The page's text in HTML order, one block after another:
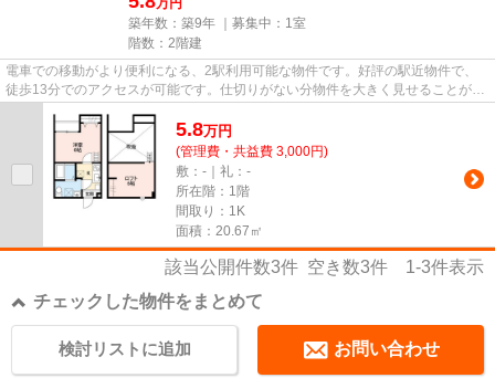
万円
築年数：築9年 ｜募集中： 1室
階数：2階建
電車での移動がより便利になる、2駅利用可能な物件です。好評の駅近物件で、
徒歩13分でのアクセスが可能です。仕切りがない分物件を大きく見せることがで
5.8万円
(管理費・共益費 3,000円)
敷：-｜礼：-
所在階：1階
間取り：1K
面積：20.67㎡
該当公開件数3件 空き数3件 1-3件表示
チェックした物件をまとめて
お問い合わせ
検討リストに追加